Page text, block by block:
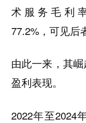
术服务毛利
77.2%，可见后
由此一来，其
盈利表现。
2022年至2024